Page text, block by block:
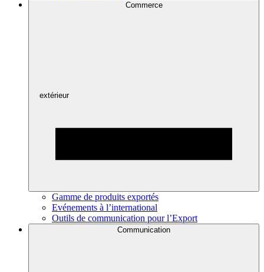
Commerce
extérieur
Gamme de produits exportés
Evénements à l’international
Outils de communication pour l’Export
Communication